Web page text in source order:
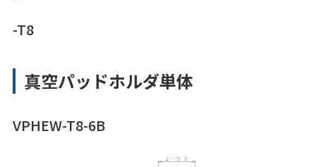
-T8
真空パッドホルダ単体
VPHEW-T8-6B